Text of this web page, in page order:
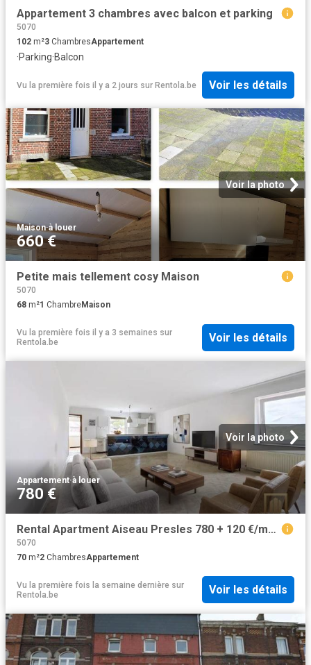
Appartement 3 chambres avec balcon et parking
5070
102 m²3 ChambresAppartement
·Parking·Balcon
Vu la première fois il y a 2 jours sur Rentola.be Voir les détails
Voir la photo
Maison·à louer
660 €
Petite mais tellement cosy Maison
5070
68 m²1 ChambreMaison
Vu la première fois il y a 3 semaines sur
Rentola.be
Voir les détails
Voir la photo
Appartement·à louer
780 €
Rental Apartment Aiseau Presles 780 + 120 €/month
5070
70 m²2 ChambresAppartement
Vu la première fois la semaine dernière sur
Rentola.be
Voir les détails